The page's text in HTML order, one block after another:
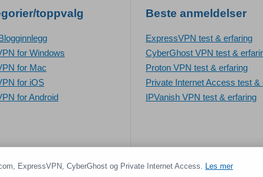
toppvalg
for Windows
for Mac
for iOS
for Android
Beste anmeldelser
ExpressVPN test & erfaring
CyberGhost VPN test &
Proton VPN test & erfaring
Private Internet Access test &
IPVanish VPN test & erfaring
ExpressVPN, CyberGhost og Private Internet Access. Les mer